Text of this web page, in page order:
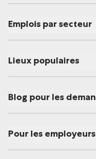
Emplois par secteur
Lieux populaires
Blog pour les
Pour les employeurs